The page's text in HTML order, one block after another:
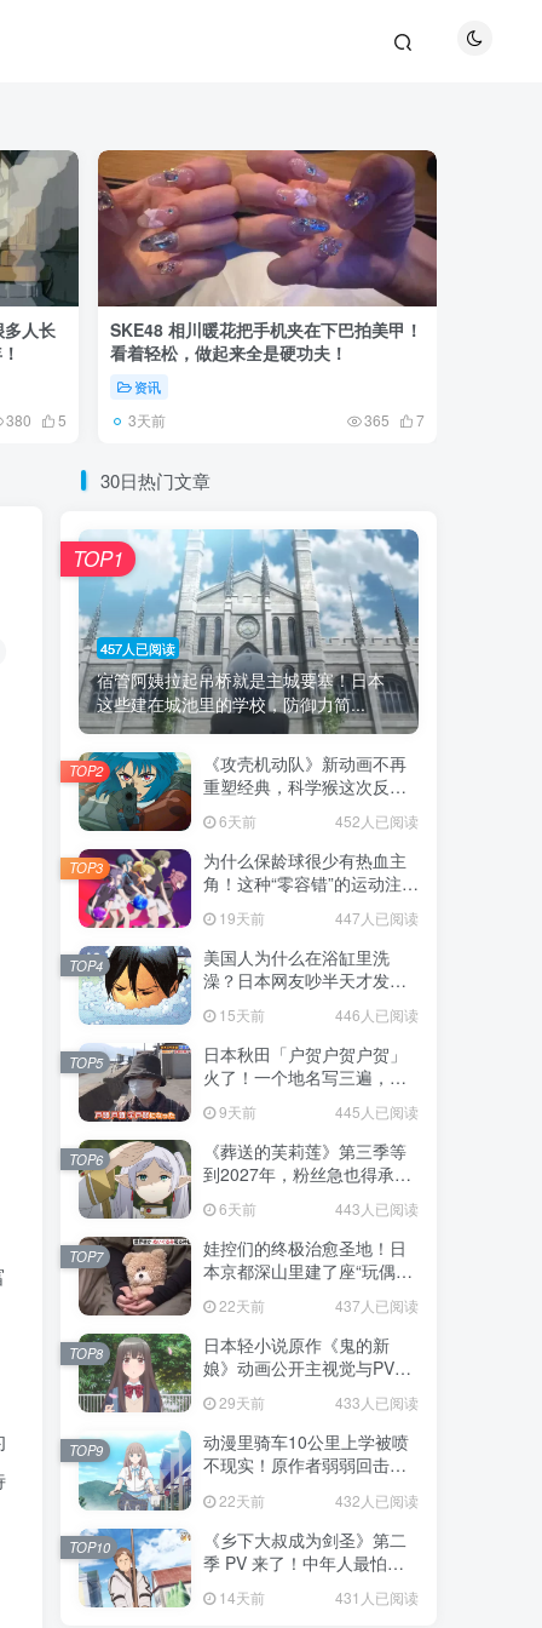
人长
380 5
SKE48 相川暖花把手机夹在下巴拍美甲！
看着轻松，做起来全是硬功夫！
资讯
3天前 365 7
30日热门文章
457人已阅读
宿管阿姨拉起吊桥就是主城要塞！日本
这些建在城池里的学校，防御力简...
TOP1
《攻壳机动队》新动画不再
重塑经典，科学猴这次反而
6天前 452人已阅读
TOP2
为什么保龄球很少有热血主
角！这种“零容错”的运动注定
们的生活！
19天前 447人已阅读
TOP3
美国人为什么在浴缸里洗
澡？日本网友吵半天才发
藏在浴室地板里！
15天前 446人已阅读
TOP4
日本秋田「户贺户贺户贺」
火了！一个地名写三遍，竟
不是玩梗而是150年旧账！
9天前 445人已阅读
TOP5
《葬送的芙莉莲》第三季等
到2027年，粉丝急也得承认
这次慢得有道理！
6天前 443人已阅读
TOP6
娃控们的终极治愈圣地！日
本京都深山里建了座“玩偶神
社”，不仅能拍照还能给娃祈
福！22天前 437人已阅读
TOP7
日本轻小说原作《鬼的新
娘》动画公开主视觉与PV，
7月5日开播！妖怪新娘设定
太会挑人！
29天前 433人已阅读
TOP8
动漫里骑车10公里上学被喷
不现实！原作者弱弱回击：
常通勤！
22天前 432人已阅读
TOP9
《乡下大叔成为剑圣》第二
季 PV 来了！中年人最怕的
相信你！
14天前 431人已阅读
TOP10